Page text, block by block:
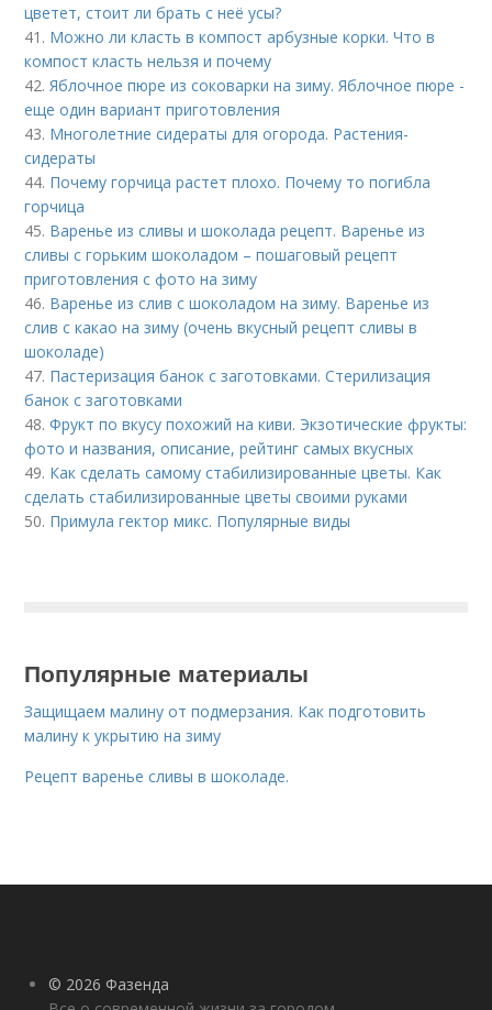
цветет, стоит ли брать с неё усы?
41. Можно ли класть в компост арбузные корки. Что в
компост класть нельзя и почему
42.Яблочное пюре из соковарки на зиму. Яблочное пюре -
еще один вариант приготовления
43. Многолетние сидераты для огорода. Растения-
сидераты
44. Почему горчица растет плохо. Почему то погибла
горчица
45. Варенье из сливы и шоколада рецепт. Варенье из
сливы с горьким шоколадом – пошаговый рецепт
приготовления с фото на зиму
46. Варенье из слив с шоколадом на зиму. Варенье из
слив с какао на зиму (очень вкусный рецепт сливы в
шоколаде)
47. Пастеризация банок с заготовками. Стерилизация
банок с заготовками
48.Фрукт по вкусу похожий на киви. Экзотические фрукты:
фото и названия, описание, рейтинг самых вкусных
49. Как сделать самому стабилизированные цветы. Как
сделать стабилизированные цветы своими руками
50. Примула гектор микс. Популярные виды
Популярные материалы
Защищаем малину от подмерзания. Как подготовить
малину к укрытию на зиму
Рецепт варенье сливы в шоколаде.
© 2026 Фазенда